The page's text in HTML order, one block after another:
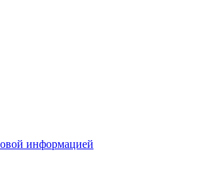
информацией